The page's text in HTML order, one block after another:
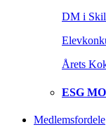
DM i
Årets
ESG
Medlemsfordele